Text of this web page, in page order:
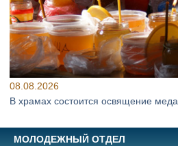
08.08.2026
В храмах состоится освящение меда
МОЛОДЕЖНЫЙ ОТДЕЛ